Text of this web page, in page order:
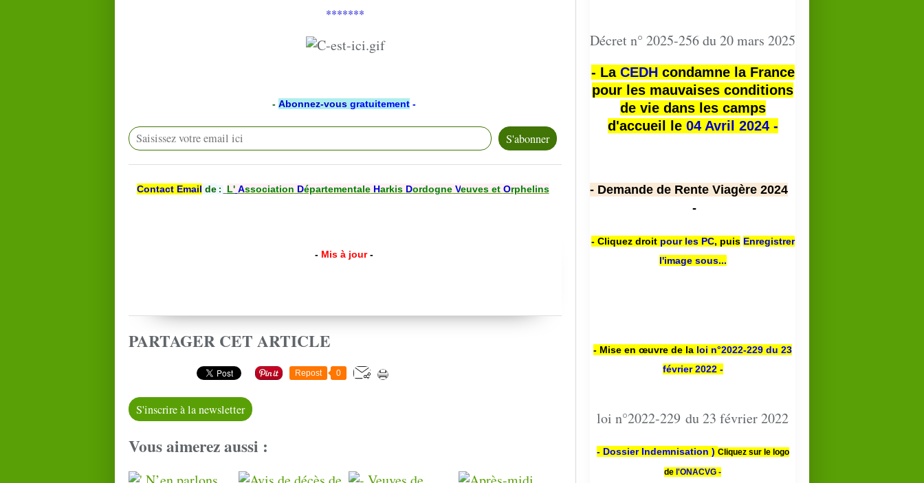
*******
- Abonnez-vous gratuitement -
Contact Email de : L' Association DépartementaleHarkis DordogneVeuves et Orphelins
- Mis à jour -
PARTAGER CET ARTICLE
Repost 0
S'inscrire à la newsletter
Vous aimerez aussi :
Décret n° 2025-256 du 20 mars 2025
- La CEDHcondamne la France
pour les mauvaises conditions
de vie dans les camps
d'accueil le 04 Avril 2024 -
- Demande de Rente Viagère 2024
-
- Cliquez droit pour les PC, puis Enregistrer
l'image sous...
- Mise en œuvre de la loi n°2022-229 du 23
février 2022 -
loi n°2022-229 du 23 février 2022
- Dossier Indemnisation ) Cliquez sur le logo
de l'ONACVG -